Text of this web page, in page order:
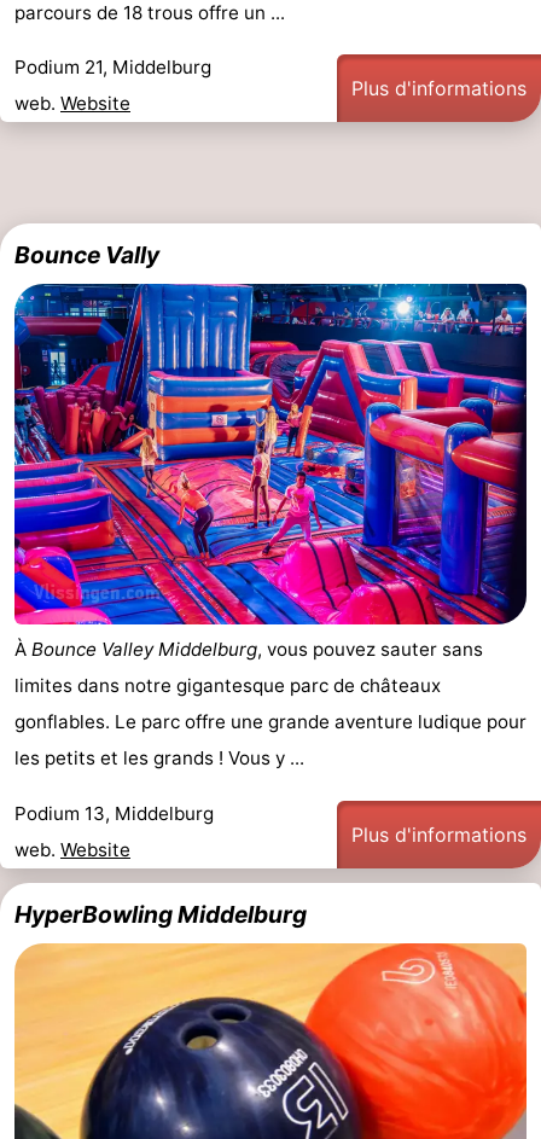
parcours de 18 trous offre un ...
Podium 21, Middelburg
web. Website
Plus d'informations
Bounce Vally
À Bounce Valley Middelburg, vous pouvez sauter sans
limites dans notre gigantesque parc de châteaux
gonflables. Le parc offre une grande aventure ludique pour
les petits et les grands ! Vous y ...
Podium 13, Middelburg
web. Website
Plus d'informations
HyperBowling Middelburg